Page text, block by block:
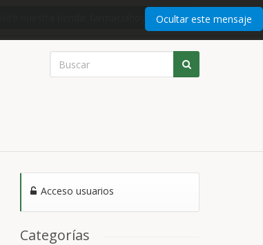
Ocultar este mensaje
Visite nuestra tienda: farmaciahoyshop.com
Acceso usuarios
Categorías